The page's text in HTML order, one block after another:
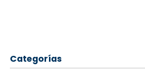
Categorías